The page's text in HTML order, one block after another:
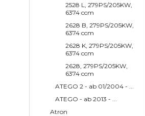
2528 L, 279PS/205KW,
6374 ccm
2628 B, 279PS/205KW,
6374 ccm
2628 K, 279PS/205KW,
6374 ccm
2628, 279PS/205KW,
6374 ccm
ATEGO 2 - ab 01/2004 - ...
ATEGO - ab 2013 - ...
Atron